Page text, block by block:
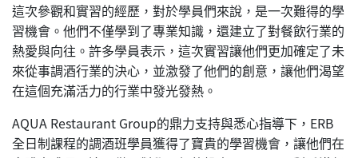
這次參觀和實習的經歷，對於學員們來說，是一次難得的學
習機會。他們不僅學到了專業知識，還建立了對餐飲行業的
熱愛與向往。許多學員表示，這次實習讓他們更加確定了未
來從事調酒行業的決心，並激發了他們的創意，讓他們渴望
在這個充滿活力的行業中發光發熱。
AQUA Restaurant Group的鼎力支持與悉心指導下，ERB
全日制課程的調酒班學員獲得了寶貴的學習機會，讓他們在